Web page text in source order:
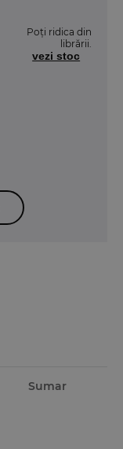
Poți ridica din
librării.
vezi stoc
Sumar